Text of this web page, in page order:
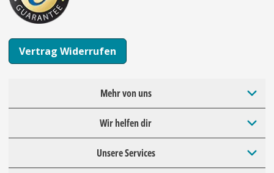
Vertrag Widerrufen
Mehr von uns
Wir helfen dir
Unsere Services